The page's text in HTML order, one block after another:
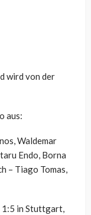
wird von der
aus:
Waldemar
Endo, Borna
– Tiago Tomas,
1:5 in Stuttgart,